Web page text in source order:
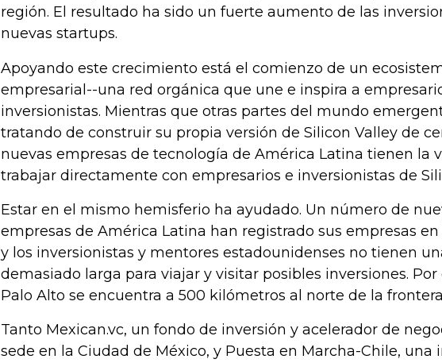
región. El resultado ha sido un fuerte aumento de las
nuevas startups.
Apoyando este crecimiento está el comienzo de un
empresarial--una red orgánica que une e inspira a
inversionistas. Mientras que otras partes del mundo
tratando de construir su propia versión de Silicon Valley de
nuevas empresas de tecnología de América Latina tienen la
trabajar directamente con empresarios e inversionistas de
Estar en el mismo hemisferio ha ayudado. Un número de
empresas de América Latina han registrado sus empresas en
y los inversionistas y mentores estadounidenses no tienen
demasiado larga para viajar y visitar posibles inversiones. Por
Palo Alto se encuentra a 500 kilómetros al norte de la
Tanto Mexican.vc, un fondo de inversión y acelerador de
sede en la Ciudad de México, y Puesta en Marcha-Chile, una